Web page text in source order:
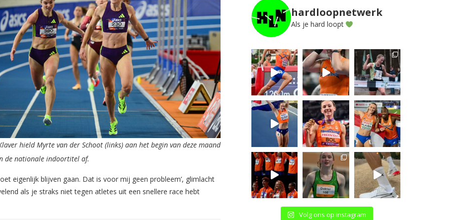
hield Myrte van der Schoot (links) aan het begin van deze maand
de nationale indoortitel af.
eigenlijk blijven gaan. Dat is voor mij geen probleem’, glimlacht
als je straks niet tegen atletes uit een snellere race hebt
hardloopnetwerk
Als je hard loopt
Volg ons op instagram